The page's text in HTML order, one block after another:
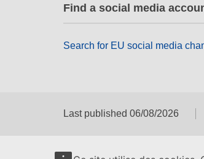
Find a social media
Search for EU social media
Last published 06/08/2026